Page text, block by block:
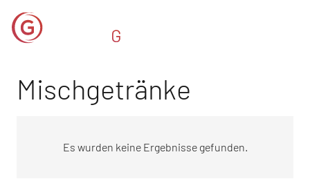
Mischgetränke
Es wurden keine Ergebnisse gefunden.